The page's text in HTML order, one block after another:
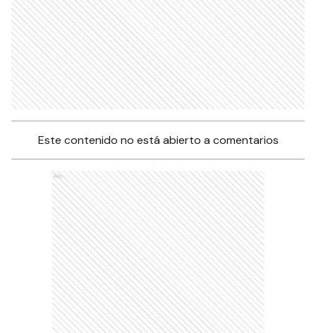
Este contenido no está abierto a comentarios
Ads